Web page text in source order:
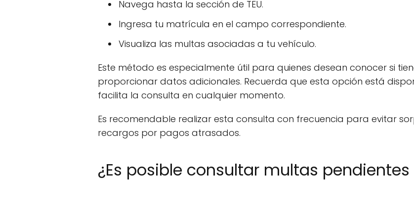
Navega hasta la sección de TEU.
Ingresa tu matrícula en el campo correspondiente.
Visualiza las multas asociadas a tu vehículo.
Este método es especialmente útil para quienes desean conocer si
proporcionar datos adicionales. Recuerda que esta opción está
facilita la consulta en cualquier momento.
Es recomendable realizar esta consulta con frecuencia para evitar
recargos por pagos atrasados.
¿Es posible consultar multas